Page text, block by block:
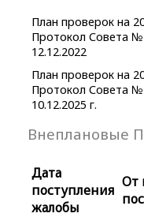
План проверок на
Протокол Совета
12.12.2022
План проверок на
Протокол Совета
10.12.2025 г.
Внеплановые
Дата
поступления
жалобы
От